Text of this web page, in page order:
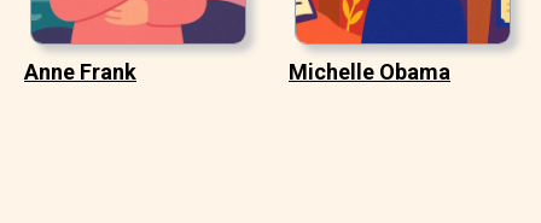
Anne Frank Michelle Obama